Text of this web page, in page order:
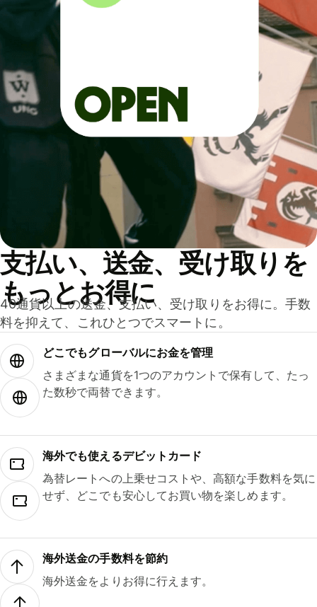
支払い、送金、受け取りを
もっとお得に
40通貨以上の送金、支払い、受け取りをお得に。手数
料を抑えて、これひとつでスマートに。
どこでもグ⁠ロ⁠ー⁠バ⁠ルにお金を管理
さまざまな通貨を1つのアカウントで保有して、たっ
た数秒で両替できます。
海外でも使えるデビットカード
為替レートへの上乗せコストや、高額な手数料を気に
せず、どこでも安心してお買い物を楽しめます。
海外送金の手数料を節約
海外送金をよりお得に行えます。